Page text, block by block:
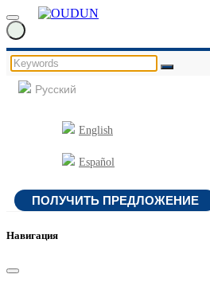
Русский
English
Español
ПОЛУЧИТЬ ПРЕДЛОЖЕНИЕ
Навигация